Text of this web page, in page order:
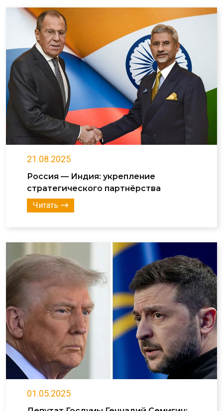
21.08.2025
Россия — Индия: укрепление
стратегического партнёрства
Читать
01.05.2025